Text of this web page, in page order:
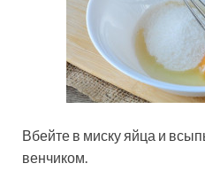
Вбейте в миску яйца и
венчиком.